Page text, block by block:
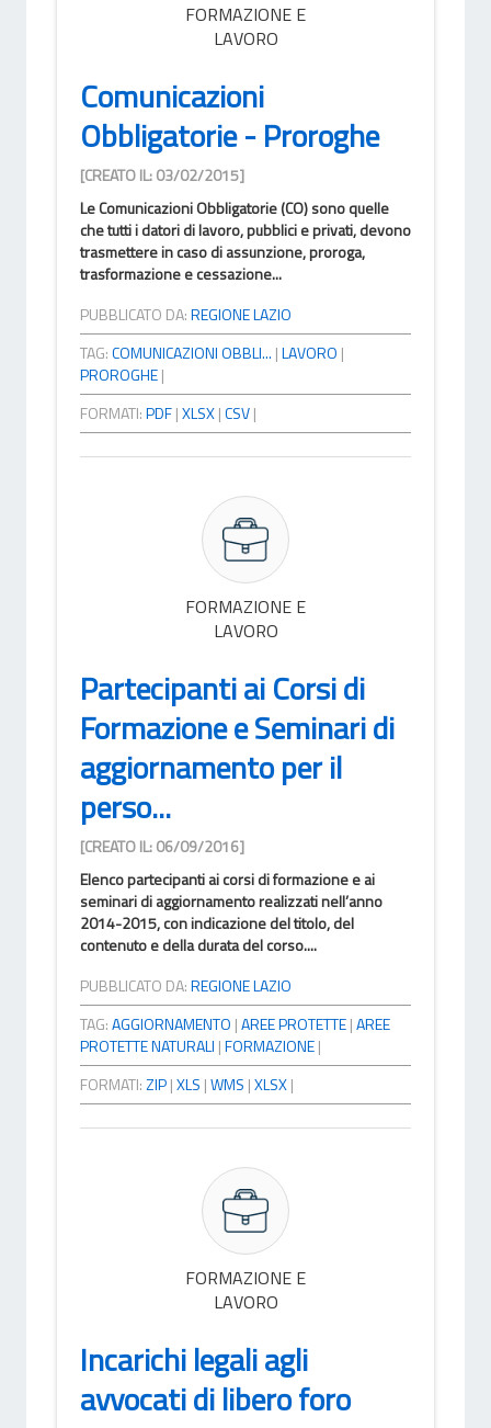
FORMAZIONE E
LAVORO
Comunicazioni
Obbligatorie - Proroghe
[CREATO IL: 03/02/2015]
Le Comunicazioni Obbligatorie (CO) sono quelle
che tutti i datori di lavoro, pubblici e privati, devono
trasmettere in caso di assunzione, proroga,
trasformazione e cessazione...
PUBBLICATO DA:REGIONE LAZIO
TAG:COMUNICAZIONI OBBLI... |LAVORO |
PROROGHE|
FORMATI:PDF|XLSX|CSV|
FORMAZIONE E
LAVORO
Partecipanti ai Corsi di
Formazione e Seminari di
aggiornamento per il
perso...
[CREATO IL: 06/09/2016]
Elenco partecipanti ai corsi di formazione e ai
seminari di aggiornamento realizzati nell’anno
2014-2015, con indicazione del titolo, del
contenuto e della durata del corso....
PUBBLICATO DA:REGIONE LAZIO
TAG:AGGIORNAMENTO |AREE PROTETTE|AREE
PROTETTE NATURALI |FORMAZIONE|
FORMATI:ZIP|XLS |WMS |XLSX|
FORMAZIONE E
LAVORO
Incarichi legali agli
avvocati di libero foro